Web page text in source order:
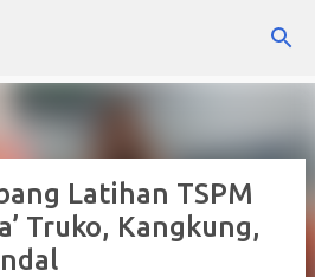
Latihan TSPM
Truko, Kangkung,